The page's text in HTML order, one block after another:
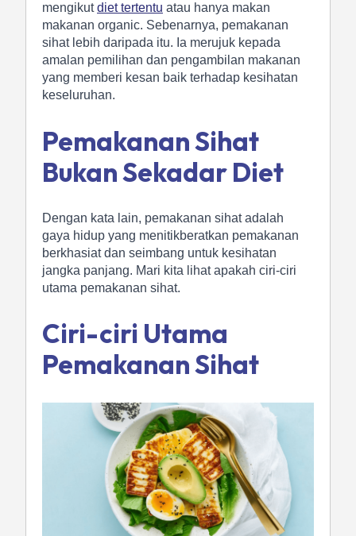
mengikutdiet tertentu atau hanya makan
makanan organic. Sebenarnya, pemakanan
sihat lebih daripada itu. Ia merujuk kepada
amalan pemilihan dan pengambilan makanan
yang memberi kesan baik terhadap kesihatan
keseluruhan.
Pemakanan Sihat
Bukan Sekadar Diet
Dengan kata lain, pemakanan sihat adalah
gaya hidup yang menitikberatkan pemakanan
berkhasiat dan seimbang untuk kesihatan
jangka panjang. Mari kita lihat apakah ciri-ciri
utama pemakanan sihat.
Ciri-ciri Utama
Pemakanan Sihat